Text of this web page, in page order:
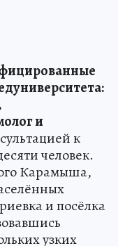
и
к
человек.
Карамыша,
и посёлка
узких